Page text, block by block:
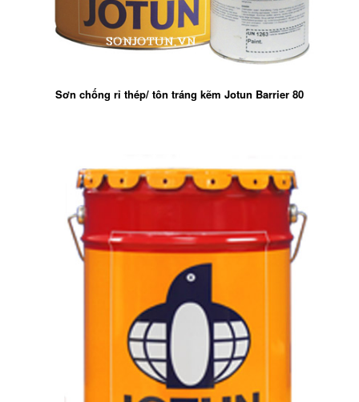
Sơn chống rỉ thép/ tôn tráng kẽm Jotun Barrier 80